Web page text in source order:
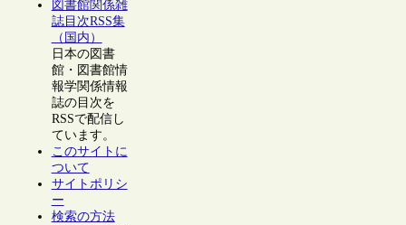
図書館関係雑
誌目次RSS集
（国内）
日本の図書
館・図書館情
報学関係情報
誌の目次を
RSSで配信し
ています。
このサイトに
ついて
サイトポリシ
ー
検索の方法